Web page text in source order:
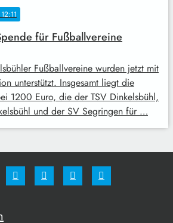
für Fußballvereine
Fußballvereine wurden jetzt mit
unterstützt. Insgesamt liegt die
1200 Euro, die der TSV Dinkelsbühl,
und der SV Segringen für …